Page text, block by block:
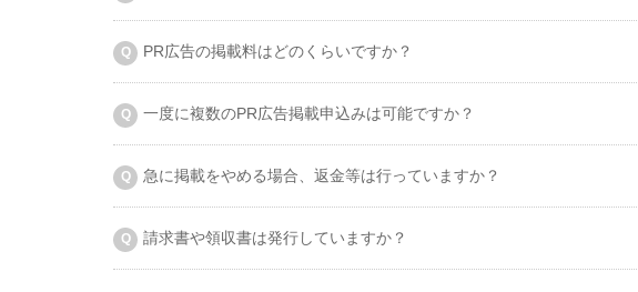
PR広告の掲載料はどのくらいですか？
一度に複数のPR広告掲載申込みは可能ですか？
急に掲載をやめる場合、返金等は行っていますか？
請求書や領収書は発行していますか？